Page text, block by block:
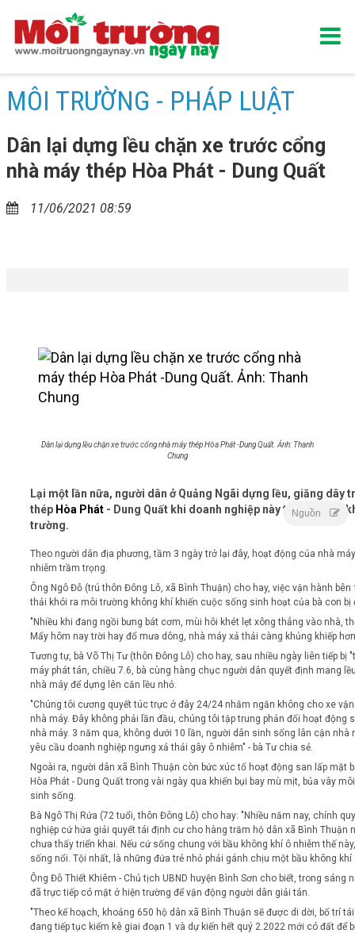
MÔI TRƯỜNG - PHÁP LUẬT
Dân lại dựng lều chặn xe trước cổng
nhà máy thép Hòa Phát - Dung Quất
11/06/2021 08:59
Dân lại dựng lều chặn xe trước cổng nhà máy thép Hòa Phát -Dung Quất. Ảnh: Thanh
Chung
Lại một lần nữa, người dân ở Quảng Ngãi dựng lều, giăng dây
thép Hòa Phát - Dung Quất khi doanh nghiệp này tiếp tục nhả
trường.
Theo người dân địa phương, tầm 3 ngày trở lại đây, hoạt động của nhà
nhiễm trầm trọng.
Ông Ngô Đỗ (trú thôn Đông Lỗ, xã Bình Thuận) cho hay, việc vận hành
thải khói ra môi trường không khí khiến cuộc sống sinh hoạt của bà con bị
"Nhiều khi đang ngồi bưng bát cơm, mùi hôi khét lẹt xông thẳng vào nhà,
Mấy hôm nay trời hay đổ mưa dông, nhà máy xả thải càng khủng khiếp
Tương tự, bà Võ Thị Tư (thôn Đông Lỗ) cho hay, sau nhiều ngày liên tiếp bị
máy phát tán, chiều 7.6, bà cùng hàng chục người dân quyết định mang
nhà máy để dựng lên căn lều nhỏ.
"Chúng tôi cương quyết túc trực ở đây 24/24 nhằm ngăn không cho xe
nhà máy. Đây không phải lần đầu, chúng tôi tập trung phản đối hoạt động
nhà máy. 3 năm qua, không dưới 10 lần, người dân sinh sống lân cận nhà
yêu cầu doanh nghiệp ngưng xả thải gây ô nhiễm" - bà Tư chia sẻ.
Ngoài ra, người dân xã Bình Thuận còn bức xúc tố hoạt động san lấp mặt
Hòa Phát - Dung Quất trong vài ngày qua khiến bụi bay mù mịt, bủa vây
sinh sống.
Bà Ngô Thị Rứa (72 tuổi, thôn Đông Lỗ) cho hay: "Nhiều năm nay, chính
nghiệp cứ hứa giải quyết tái định cư cho hàng trăm hộ dân xã Bình Thuận
chưa thấy triển khai. Nếu cứ sống chung với bầu không khí ô nhiễm thế
sống nổi. Tội nhất, là những đứa trẻ nhỏ phải gánh chịu một bầu không khí
Ông Đỗ Thiết Khiêm - Chủ tịch UBND huyện Bình Sơn cho biết, trong sáng
đã trực tiếp có mặt ở hiện trường để vận động người dân giải tán.
"Theo kế hoạch, khoảng 650 hộ dân xã Bình Thuận sẽ được di dời, bố trí
đang tiếp tục kiểm kê giai đoạn 1 và dự kiến hết quý 2.2022 mới có đất để
Nguồn